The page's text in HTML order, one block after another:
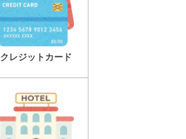
クレジットカード